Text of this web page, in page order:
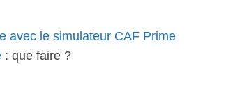
avec le simulateur CAF Prime
: que faire ?